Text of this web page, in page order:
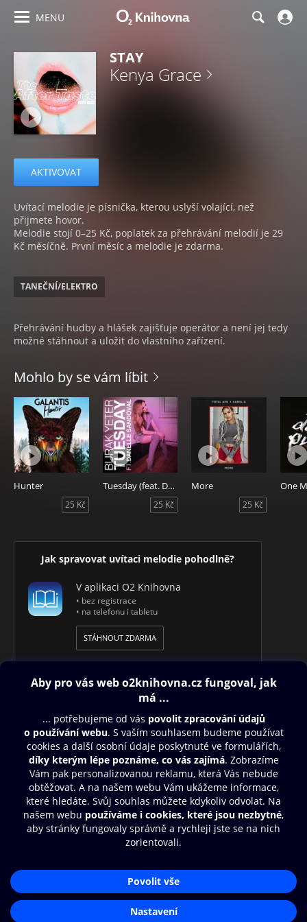
MENU
STAY
Kenya Grace
AKTIVOVAT
Uvítací melodie je písnička, kterou uslyší volající, než
přijmete hovor.
Melodie stojí 0–25 Kč, poplatek za přehrávání melodií je 29
Kč měsíčně. První měsíc a melodie je zdarma.
TANEČNÍ/ELEKTRO
Přehrávání hudby a hlášek zajišťuje operátor a není jej tedy
možné stáhnout a uložit do vlastního zařízení.
Mohlo by se vám líbit
Hunter
25 Kč
Tuesday (feat. Danelle Sandoval)
25 Kč
More
25 Kč
One
Jak spravovat uvítaci melodie pohodlně?
V aplikaci O2 Knihovna
• bez registrace
• na telefonu i tabletu
STÁHNOUT ZDARMA
Obsah ke stažení
Moje O2 Knihovna
Další zábava
© O2 Czech Republic a.s.
Zásady zpracování osobních údajůAplikace O2 Knihovna
Čti a poslouchej své e-knihy a